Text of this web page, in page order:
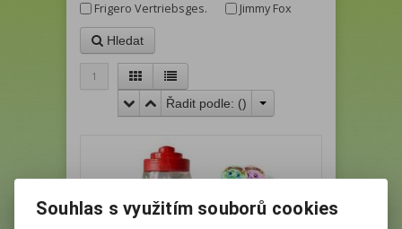
Frigero Vertriebsges. Jimmy Fox
Hledat
1
Řadit podle: ()
Souhlas s využitím souborů cookies